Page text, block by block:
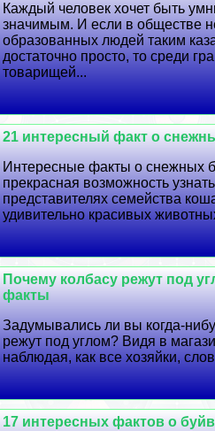
Каждый человек хочет быть
значимым. И если в обществе
образованных людей таким
достаточно просто, то среди
товарищей...
21 интересный факт о
Интересные факты о снежных
прекрасная возможность
представителях семейства
удивительно красивых
Почему колбасу режут под
факты
Задумывались ли вы когда-
режут под углом? Видя в
наблюдая, как все хозяйки,
17 интересных фактов о